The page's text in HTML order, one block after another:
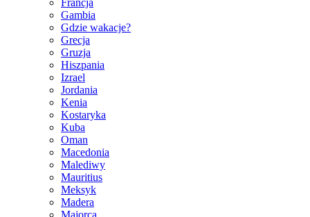
Gambia
Gdzie wakacje?
Grecja
Gruzja
Hiszpania
Izrael
Jordania
Kenia
Kostaryka
Kuba
Oman
Macedonia
Malediwy
Mauritius
Meksyk
Madera
Majorca